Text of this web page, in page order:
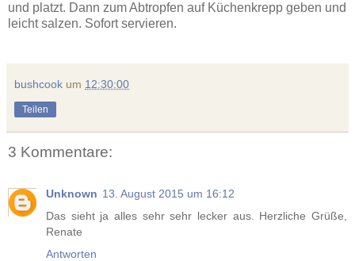
und platzt. Dann zum Abtropfen auf Küchenkrepp geben und
leicht salzen. Sofort servieren.
bushcook um 12:30:00
Teilen
3 Kommentare:
Unknown 13. August 2015 um 16:12
Das sieht ja alles sehr sehr lecker aus. Herzliche Grüße,
Renate
Antworten